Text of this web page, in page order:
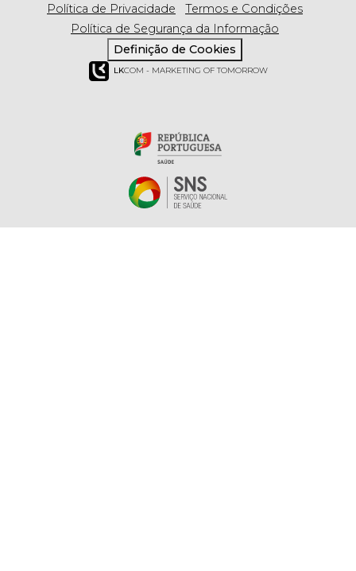
Política de Privacidade
Termos e Condições
Política de Segurança da Informação
Definição de Cookies
LKCOM - MARKETING OF TOMORROW